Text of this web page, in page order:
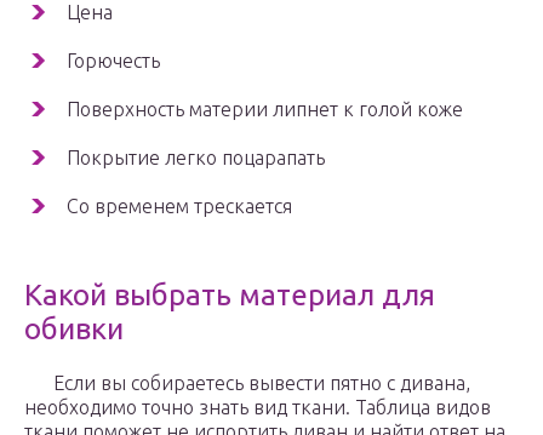
Цена
Горючесть
Поверхность материи липнет к голой коже
Покрытие легко поцарапать
Со временем трескается
Какой выбрать материал для
обивки
Если вы собираетесь вывести пятно с дивана,
необходимо точно знать вид ткани. Таблица видов